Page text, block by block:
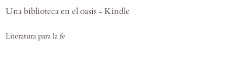
Una biblioteca en el oasis - Kindle
Literatura para la fe